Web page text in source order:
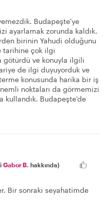
Budapeşte'ye
ayarlamak zorunda kaldık.
birinin Yahudi olduğunu
tarihine çok ilgi
götürdü ve konuyla ilgili
de ilgi duyuyorduk ve
konusunda harika bir iş
noktaları da görmemizi
kullandık. Budapeşte'de
Gabor B. hakkında)
Bir sonraki seyahatimde